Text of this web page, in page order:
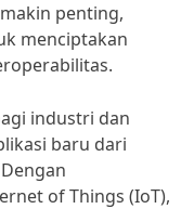
penting,
menciptakan
industri dan
baru dari
of Things (IoT),